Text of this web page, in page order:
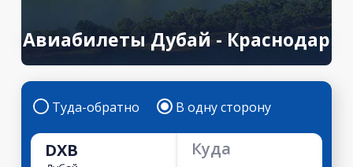
Авиабилеты Дубай - Краснодар
Туда-обратно В одну сторону
DXB Куда